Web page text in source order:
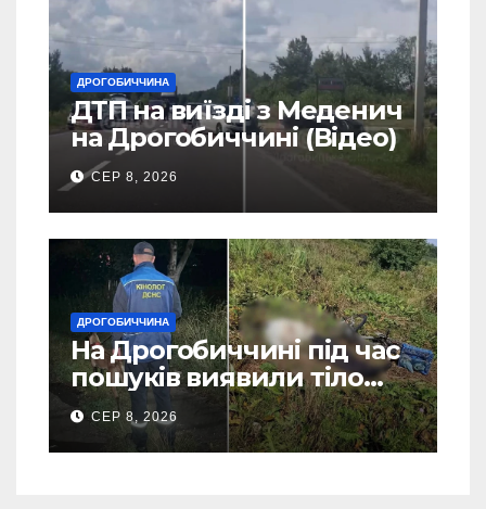
ДРОГОБИЧЧИНА
ДТП на виїзді з Меденич
на Дрогобиччині (Відео)
СЕР 8, 2026
ДРОГОБИЧЧИНА
На Дрогобиччині під час
пошуків виявили тіло
зниклого чоловіка (Фото)
СЕР 8, 2026